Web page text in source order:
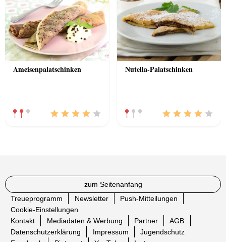
Ameisenpalatschinken Nutella-Palatschinken
zum Seitenanfang
Treueprogramm
Newsletter
Push-Mitteilungen
Cookie-Einstellungen
Kontakt
Mediadaten & Werbung Partner
AGB
Datenschutzerklärung
Impressum
Jugendschutz